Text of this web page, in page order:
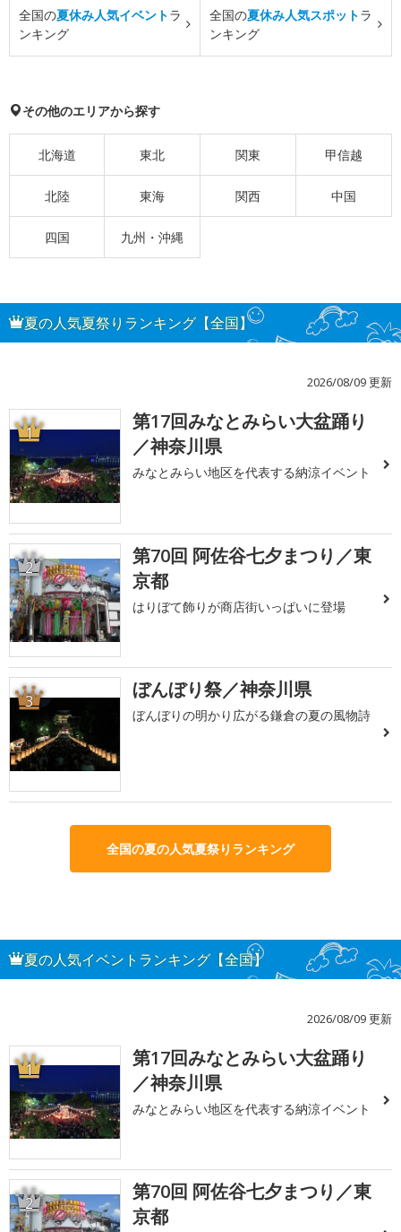
全国の夏休み人気イベントラ
ンキング
全国の夏休み人気スポットラ
ンキング
その他のエリアから探す
北海道 東北 関東 甲信越
北陸 東海 関西 中国
四国 九州・沖縄
夏の人気夏祭りランキング【全国】
2026/08/09 更新
1
第17回みなとみらい大盆踊り
／神奈川県
みなとみらい地区を代表する納涼イベント
2
第70回 阿佐谷七夕まつり／東
京都
はりぼて飾りが商店街いっぱいに登場
3 ぼんぼり祭／神奈川県
ぼんぼりの明かり広がる鎌倉の夏の風物詩
全国の夏の人気夏祭りランキング
夏の人気イベントランキング【全国】
2026/08/09 更新
1
第17回みなとみらい大盆踊り
／神奈川県
みなとみらい地区を代表する納涼イベント
2
第70回 阿佐谷七夕まつり／東
京都